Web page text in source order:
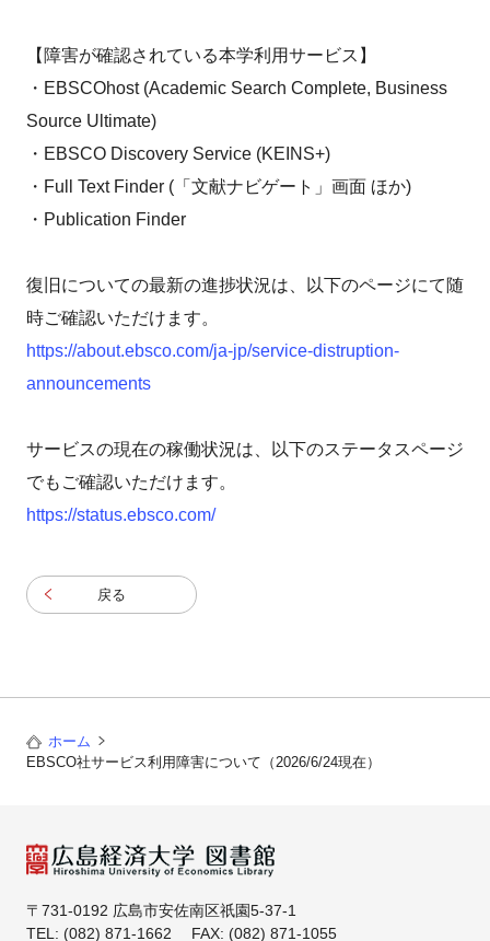
【障害が確認されている本学利用サービス】
・EBSCOhost (Academic Search Complete, Business
Source Ultimate)
・EBSCO Discovery Service (KEINS+)
・Full Text Finder (「文献ナビゲート」画面 ほか)
・Publication Finder
復旧についての最新の進捗状況は、以下のページにて随
時ご確認いただけます。
https://about.ebsco.com/ja-jp/service-distruption-
announcements
サービスの現在の稼働状況は、以下のステータスページ
でもご確認いただけます。
https://status.ebsco.com/
戻る
ホーム
EBSCO社サービス利用障害について（2026/6/24現在）
〒731-0192 広島市安佐南区祇園5-37-1
TEL: (082) 871-1662 FAX: (082) 871-1055